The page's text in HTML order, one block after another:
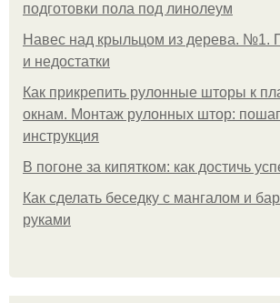
подготовки пола под линолеум
Навес над крыльцом из дерева. №1.
и недостатки
Как прикрепить рулонные шторы к
окнам. Монтаж рулонных штор:
инструкция
В погоне за кипятком: как достичь
Как сделать беседку с мангалом и
руками